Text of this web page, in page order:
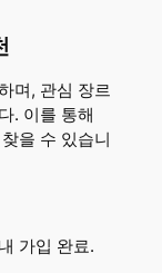
며, 관심 장르
. 이를 통해
을 수 있습니
가입 완료.